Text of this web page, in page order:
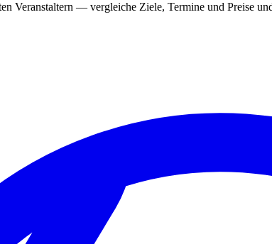
Veranstaltern — vergleiche Ziele, Termine und Preise